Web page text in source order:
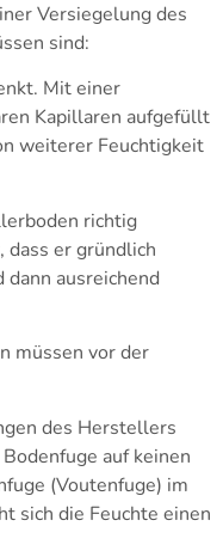
Versiegelung des
sind:
Mit einer
Kapillaren aufgefüllt
weiterer Feuchtigkeit
richtig
er gründlich
ausreichend
müssen vor der
des Herstellers
auf keinen
(Voutenfuge) im
sich die Feuchte einen